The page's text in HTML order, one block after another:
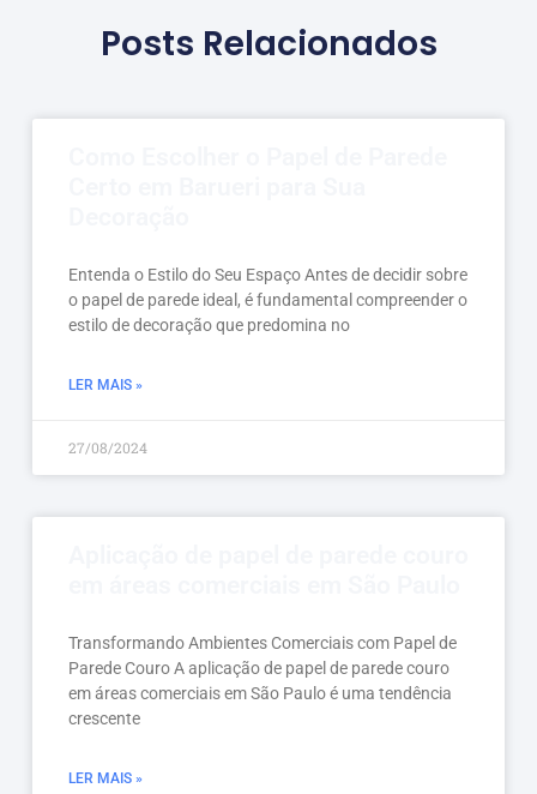
Posts Relacionados
Entenda o Estilo do Seu Espaço Antes de decidir sobre
o papel de parede ideal, é fundamental compreender o
estilo de decoração que predomina no
LER MAIS »
27/08/2024
Transformando Ambientes Comerciais com Papel de
Parede Couro A aplicação de papel de parede couro
em áreas comerciais em São Paulo é uma tendência
crescente
LER MAIS »